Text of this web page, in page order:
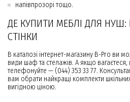
напівпрозорі тощо.
ДЕ КУПИТИ МЕБЛІ ДЛЯ
СТІНКИ
В каталозі інтернет-магазину B-Pro ви
види шаф та стелажів. А якщо
телефонуйте — (044) 353 33 77.
вам обрати найкращі комплекти
вигідною ціною.